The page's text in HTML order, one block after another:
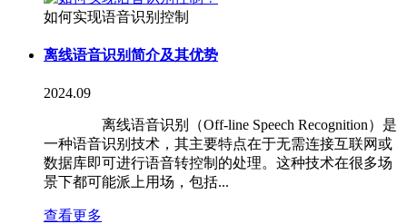
如何实现语音识别控制
离线语音识别简介及其优势
2024.09
离线语音识别（Off-line Speech Recognition）是
一种语音识别技术，其主要特点在于无需连接互联网或
数据库即可进行语音转控制的处理。这种技术在很多场
景下都可能派上用场，包括...
查看更多